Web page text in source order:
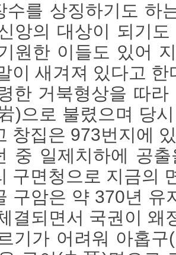
수를 상징하기도 하
앙의 대상이 되기
원한 이들도 있어
이 새겨져 있다고
한 거북형상을 따
)으로 불렸으며 당
창집은 973번지에
중 일제치하에 공
구면청으로 지금의
구암은 약 370년 유
결되면서 국권이 왜
기가 어려워 아홉